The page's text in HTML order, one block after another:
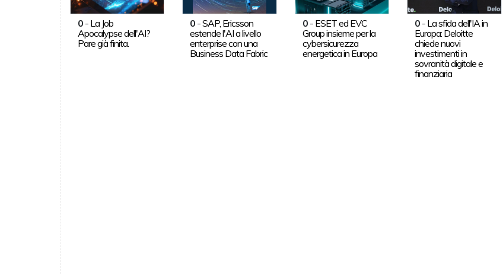
0- La Job
Apocalypse dell'AI?
Pare già finita.
0 -SAP, Ericsson
estende l'AI a livello
enterprise con una
Business Data Fabric
0- ESET ed EVC
Group insieme per la
cybersicurezza
energetica in Europa
0 - La sfida dell'IA in
Europa: Deloitte
chiede nuovi
investimenti in
sovranità digitale e
finanziaria